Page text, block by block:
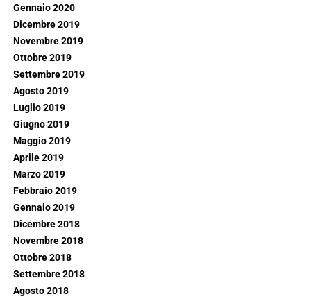
Gennaio 2020
Dicembre 2019
Novembre 2019
Ottobre 2019
Settembre 2019
Agosto 2019
Luglio 2019
Giugno 2019
Maggio 2019
Aprile 2019
Marzo 2019
Febbraio 2019
Gennaio 2019
Dicembre 2018
Novembre 2018
Ottobre 2018
Settembre 2018
Agosto 2018